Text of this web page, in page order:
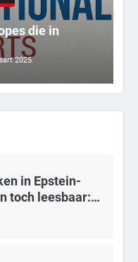
die in
2025
nieuwe aanpak
kwetsbare
Siem, ondanks
op
in Epstein-
toch leesbaar:
ongepaste